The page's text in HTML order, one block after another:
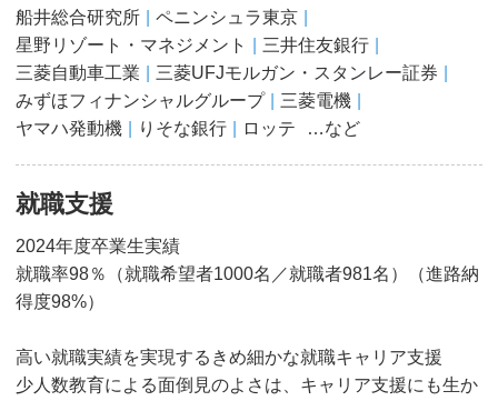
船井総合研究所
ペニンシュラ東京
星野リゾート・マネジメント
三井住友銀行
三菱自動車工業
三菱UFJモルガン・スタンレー証券
みずほフィナンシャルグループ
三菱電機
ヤマハ発動機
りそな銀行 ロッテ …など
就職支援
2024年度卒業生実績
就職率98％（就職希望者1000名／就職者981名）（進路納
得度98%）
高い就職実績を実現するきめ細かな就職キャリア支援
少人数教育による面倒見のよさは、キャリア支援にも生か